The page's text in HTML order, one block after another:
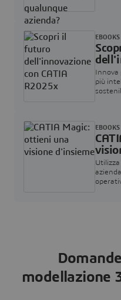
più
EBOOKS
EBOOKS
modellazione